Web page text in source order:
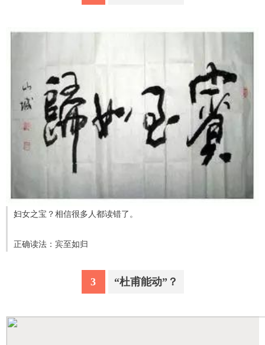
妇女之宝？相信很多人都读错了。
正确读法：宾至如归
3 “杜甫能动”？